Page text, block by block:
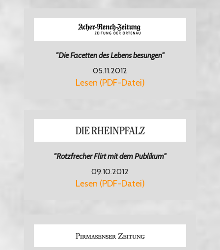
"Die Facetten des Lebens besungen"
05.11.2012
Lesen (PDF-Datei)
"Rotzfrecher Flirt mit dem Publikum"
09.10.2012
Lesen (PDF-Datei)